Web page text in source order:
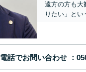
遠方の方も大
りたい」と
電話でお問い合わせ